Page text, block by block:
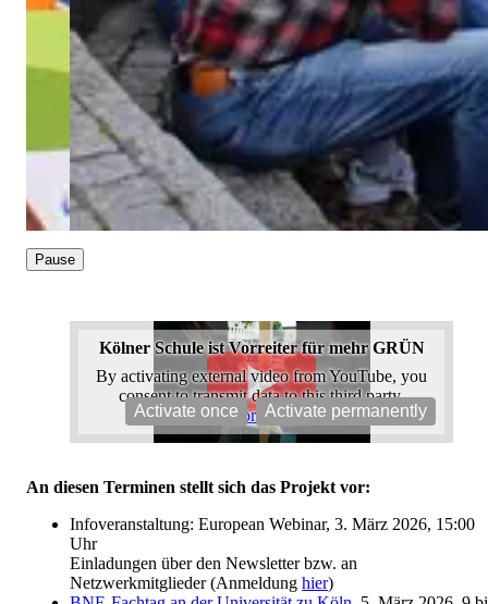
Pause
Kölner Schule ist Vorreiter für mehr GRÜN
By activating external video from YouTube, you
consent to transmit data to this third party.
More Info
Activate once Activate permanently
An diesen Terminen stellt sich das Projekt vor:
Infoveranstaltung: European Webinar, 3. März 2026, 15:00
Uhr
Einladungen über den Newsletter bzw. an
Netzwerkmitglieder (Anmeldung hier)